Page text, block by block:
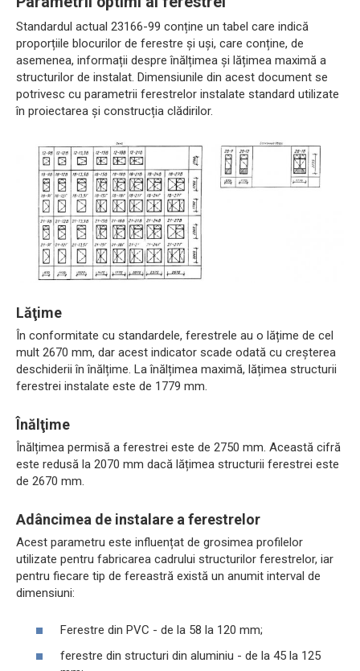
Standardul actual 23166-99 conține un tabel care indică
proporțiile blocurilor de ferestre și uși, care conține, de
asemenea, informații despre înălțimea și lățimea maximă a
structurilor de instalat. Dimensiunile din acest document se
potrivesc cu parametrii ferestrelor instalate standard utilizate
în proiectarea și construcția clădirilor.
Lăţime
În conformitate cu standardele, ferestrele au o lățime de cel
mult 2670 mm, dar acest indicator scade odată cu creșterea
deschiderii în înălțime. La înălțimea maximă, lățimea structurii
ferestrei instalate este de 1779 mm.
Înălţime
Înălțimea permisă a ferestrei este de 2750 mm. Această cifră
este redusă la 2070 mm dacă lățimea structurii ferestrei este
de 2670 mm.
Adâncimea de instalare a ferestrelor
Acest parametru este influențat de grosimea profilelor
utilizate pentru fabricarea cadrului structurilor ferestrelor, iar
pentru fiecare tip de fereastră există un anumit interval de
dimensiuni:
Ferestre din PVC - de la 58 la 120 mm;
ferestre din structuri din aluminiu - de la 45 la 125